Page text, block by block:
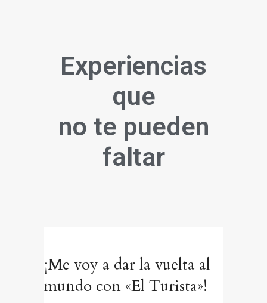
Experiencias
que
no te pueden
faltar
¡Me voy a dar la vuelta al
mundo con «El Turista»!